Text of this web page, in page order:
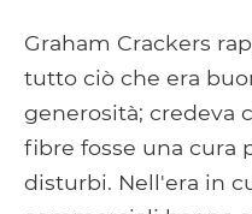
Graham Crackers
tutto ciò che era
generosità; credeva
fibre fosse una cura
disturbi. Nell'era in